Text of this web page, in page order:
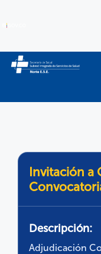
Invitación a
Descripción:
Adjudicación